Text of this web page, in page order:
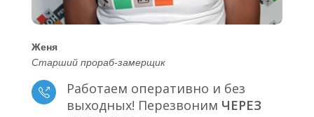
Женя
Старший прораб-замерщик
Работаем оперативно и без
выходных! Перезвоним ЧЕРЕЗ